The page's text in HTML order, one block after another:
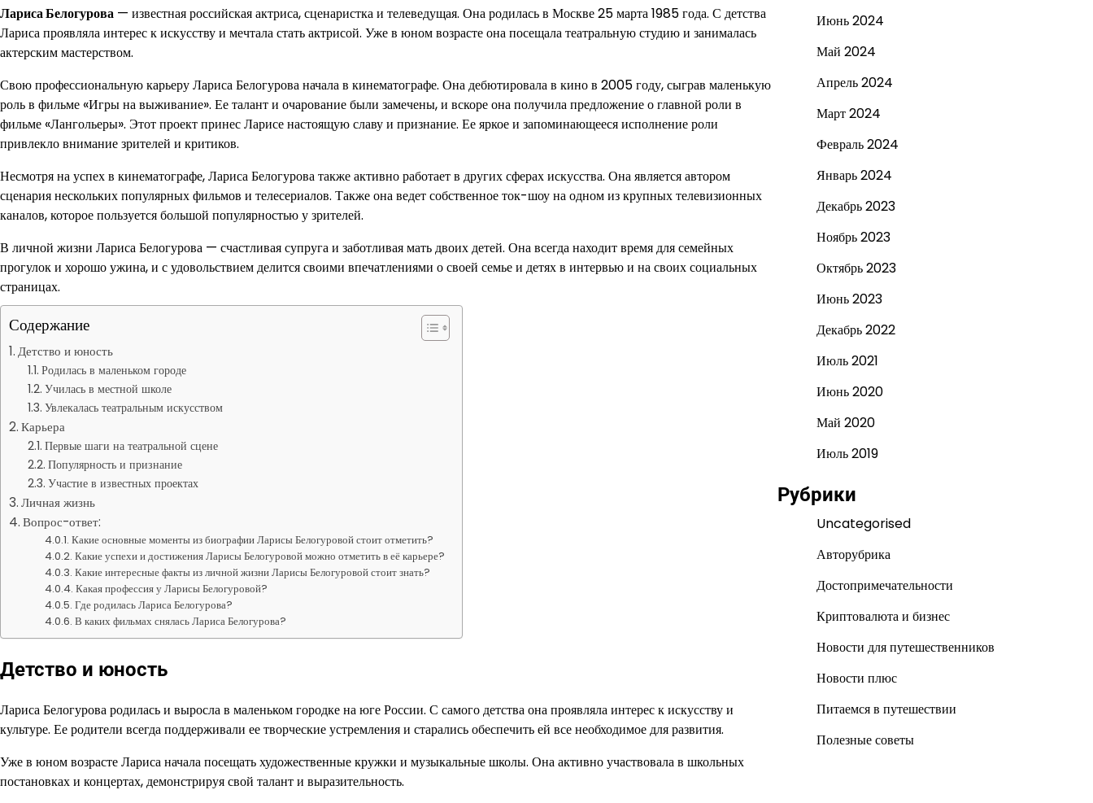
Лариса Белогурова — известная российская актриса, сценаристка и телеведущая. Она родилась в Москве 25 марта 1985 года. С детства
Лариса проявляла интерес к искусству и мечтала стать актрисой. Уже в юном возрасте она посещала театральную студию и занималась
актерским мастерством.
Свою профессиональную карьеру Лариса Белогурова начала в кинематографе. Она дебютировала в кино в 2005 году, сыграв маленькую
роль в фильме «Игры на выживание». Ее талант и очарование были замечены, и вскоре она получила предложение о главной роли в
фильме «Лангольеры». Этот проект принес Ларисе настоящую славу и признание. Ее яркое и запоминающееся исполнение роли
привлекло внимание зрителей и критиков.
Несмотря на успех в кинематографе, Лариса Белогурова также активно работает в других сферах искусства. Она является автором
сценария нескольких популярных фильмов и телесериалов. Также она ведет собственное ток-шоу на одном из крупных телевизионных
каналов, которое пользуется большой популярностью у зрителей.
В личной жизни Лариса Белогурова — счастливая супруга и заботливая мать двоих детей. Она всегда находит время для семейных
прогулок и хорошо ужина, и с удовольствием делится своими впечатлениями о своей семье и детях в интервью и на своих социальных
страницах.
Содержание
Детство и юность
Родилась в маленьком городе
Училась в местной школе
Увлекалась театральным искусством
Карьера
Первые шаги на театральной сцене
Популярность и признание
Участие в известных проектах
Личная жизнь
Вопрос-ответ:
Какие основные моменты из биографии Ларисы Белогуровой стоит отметить?
Какие успехи и достижения Ларисы Белогуровой можно отметить в её карьере?
Какие интересные факты из личной жизни Ларисы Белогуровой стоит знать?
Какая профессия у Ларисы Белогуровой?
Где родилась Лариса Белогурова?
В каких фильмах снялась Лариса Белогурова?
Детство и юность
Лариса Белогурова родилась и выросла в маленьком городке на юге России. С самого детства она проявляла интерес к искусству и
культуре. Ее родители всегда поддерживали ее творческие устремления и старались обеспечить ей все необходимое для развития.
Уже в юном возрасте Лариса начала посещать художественные кружки и музыкальные школы. Она активно участвовала в школьных
постановках и концертах, демонстрируя свой талант и выразительность.
Июнь 2024
Май 2024
Апрель 2024
Март 2024
Февраль 2024
Январь 2024
Декабрь 2023
Ноябрь 2023
Октябрь 2023
Июнь 2023
Декабрь 2022
Июль 2021
Июнь 2020
Май 2020
Июль 2019
Рубрики
Uncategorised
Авторубрика
Достопримечательности
Криптовалюта и бизнес
Новости для путешественников
Новости плюс
Питаемся в путешествии
Полезные советы